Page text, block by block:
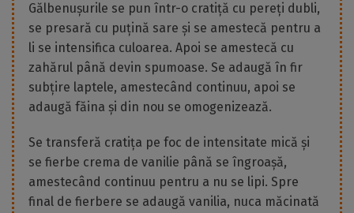
Gălbenușurile se pun într-o cratiță cu pereți dubli,
se presară cu puțină sare și se amestecă pentru a
li se intensifica culoarea. Apoi se amestecă cu
zahărul până devin spumoase. Se adaugă în fir
subțire laptele, amestecând continuu, apoi se
adaugă făina și din nou se omogenizează.
Se transferă cratița pe foc de intensitate mică și
se fierbe crema de vanilie până se îngroașă,
amestecând continuu pentru a nu se lipi. Spre
final de fierbere se adaugă vanilia, nuca măcinată